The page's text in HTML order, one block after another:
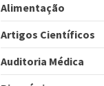
Alimentação
Artigos Científicos
Auditoria Médica